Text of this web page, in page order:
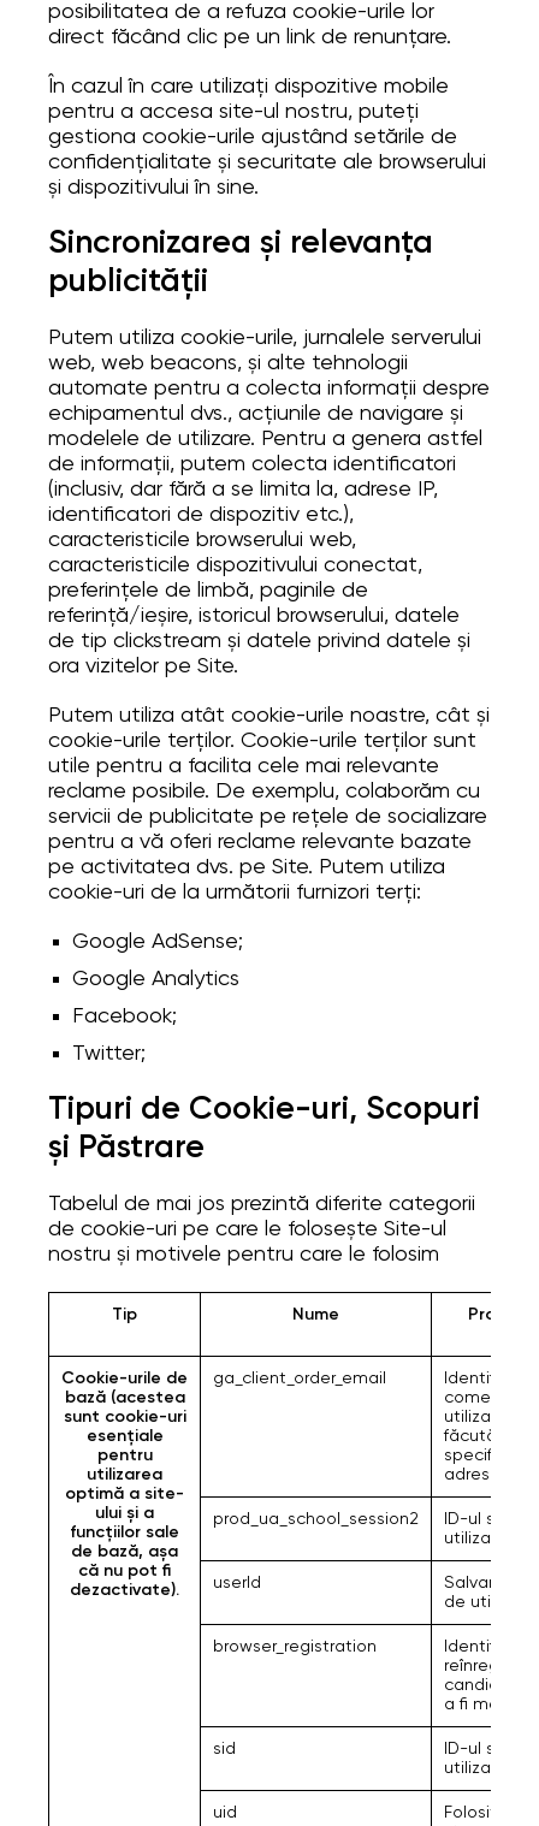
posibilitatea de a refuza cookie-urile lor
direct făcând clic pe un link de renunțare.
În cazul în care utilizați dispozitive mobile
pentru a accesa site-ul nostru, puteți
gestiona cookie-urile ajustând setările de
confidențialitate și securitate ale browserului
și dispozitivului în sine.
Sincronizarea și relevanța
publicității
Putem utiliza cookie-urile, jurnalele serverului
web, web beacons, și alte tehnologii
automate pentru a colecta informații despre
echipamentul dvs., acțiunile de navigare și
modelele de utilizare. Pentru a genera astfel
de informații, putem colecta identificatori
(inclusiv, dar fără a se limita la, adrese IP,
identificatori de dispozitiv etc.),
caracteristicile browserului web,
caracteristicile dispozitivului conectat,
preferințele de limbă, paginile de
referință/ieșire, istoricul browserului, datele
de tip clickstream și datele privind datele și
ora vizitelor pe Site.
Putem utiliza atât cookie-urile noastre, cât și
cookie-urile terților. Cookie-urile terților sunt
utile pentru a facilita cele mai relevante
reclame posibile. De exemplu, colaborăm cu
servicii de publicitate pe rețele de socializare
pentru a vă oferi reclame relevante bazate
pe activitatea dvs. pe Site. Putem utiliza
cookie-uri de la următorii furnizori terți:
Google AdSense;
Google Analytics
Facebook;
Twitter;
Tipuri de Cookie-uri, Scopuri
și Păstrare
Tabelul de mai jos prezintă diferite categorii
de cookie-uri pe care le folosește Site-ul
nostru și motivele pentru care le folosim
Tip Nume
Cookie-urile de
bază (acestea
sunt cookie-uri
esențiale
pentru
utilizarea
optimă a site-
ului și a
funcțiilor sale
de bază, așa
că nu pot fi
dezactivate).
ga_client_order_email
comenzii
utilizatorului
făcută fără
adrese de
prod_ua_school_session2
ID-ul
utilizatorului
userId
Salvarea
de
browser_registration
candidat
a fi
sid
ID-ul
utilizatorului
uid
Folosit